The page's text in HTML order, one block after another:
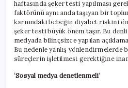
haftasında şeker testi yapılması
faktörünü aynı anda taşıyan bir
karnındaki bebeğin diyabet riskini
şeker testi büyük önem taşır. Bu
medyada bilinçsizce yapılan
Bu nedenle yanlış yönlendirmelerde
süreçlerin işletilmesi gerektiğine
‘Sosyal medya denetlenmeli’